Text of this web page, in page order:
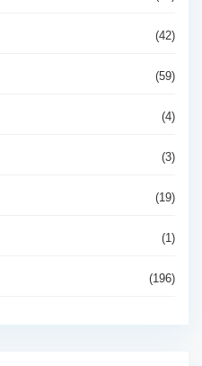
(42)
(59)
(4)
(3)
(19)
(1)
(196)